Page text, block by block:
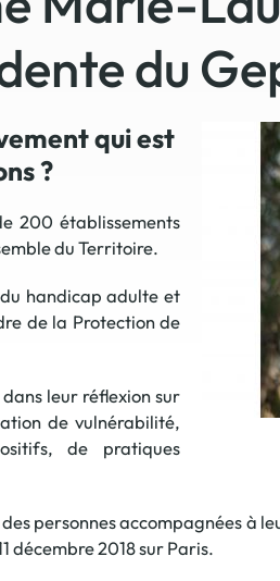
La promotion de vos
Cultiver son réseau
Votre visibilité on-line clé
Vos kits de
Votre boîte à outils «
J'améliore mes
Vos formations 100%
Votre centre de
Je restructure ou je
Vos services enrichis
du
qui est
?
200 établissements
du Territoire.
handicap adulte et
de la Protection de
leur réflexion sur
de vulnérabilité,
de pratiques
personnes accompagnées à
décembre 2018 sur Paris.